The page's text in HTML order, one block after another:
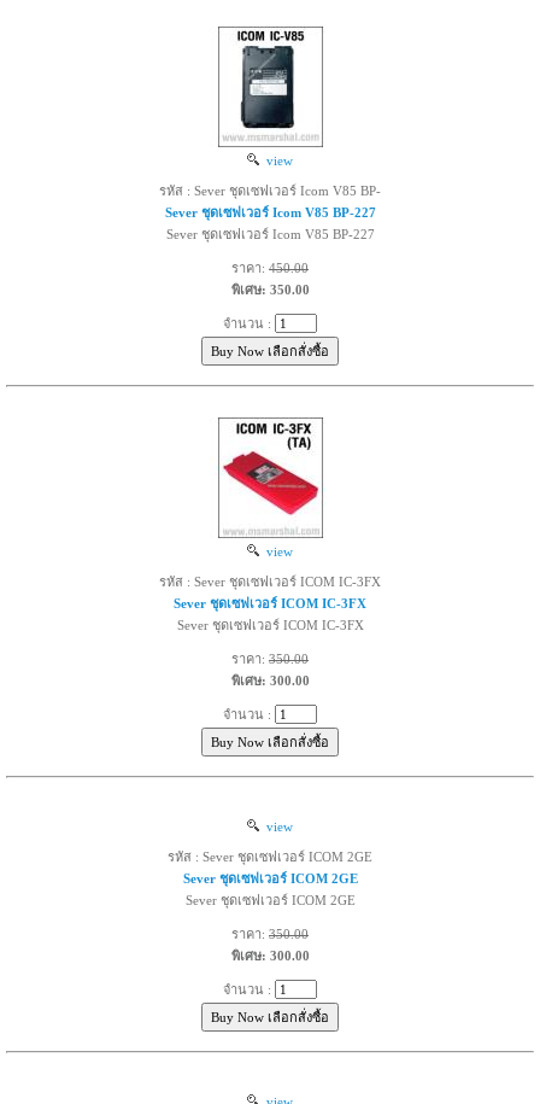
view
รหัส : Sever ชุดเซฟเวอร์ Icom V85 BP-
Sever ชุดเซฟเวอร์ Icom V85 BP-227
Sever ชุดเซฟเวอร์ Icom V85 BP-227
ราคา: 450.00
พิเศษ: 350.00
จำนวน :
view
รหัส : Sever ชุดเซฟเวอร์ ICOM IC-3FX
Sever ชุดเซฟเวอร์ ICOM IC-3FX
Sever ชุดเซฟเวอร์ ICOM IC-3FX
ราคา: 350.00
พิเศษ: 300.00
จำนวน :
view
รหัส : Sever ชุดเซฟเวอร์ ICOM 2GE
Sever ชุดเซฟเวอร์ ICOM 2GE
Sever ชุดเซฟเวอร์ ICOM 2GE
ราคา: 350.00
พิเศษ: 300.00
จำนวน :